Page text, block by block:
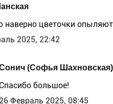
наверно цветочки
2025, 22:42
(Софья Шахновская)
Спасибо большое!
26 Февраль 2025, 08:45